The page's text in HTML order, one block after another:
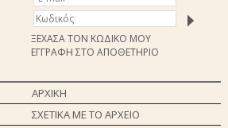
ΞΕΧΑΣΑ ΤΟΝ ΚΩΔΙΚΟ ΜΟΥ
ΕΓΓΡΑΦΗ ΣΤΟ ΑΠΟΘΕΤΗΡΙΟ
ΑΡΧΙΚΗ
ΣΧΕΤΙΚΑ ΜΕ ΤΟ ΑΡΧΕΙΟ